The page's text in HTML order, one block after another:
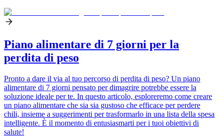
Piano alimentare di 7 giorni per la
perdita di peso
Pronto a dare il via al tuo percorso di perdita di peso? Un piano
alimentare di 7 giorni pensato per dimagrire potrebbe essere la
soluzione ideale per te. In questo articolo, esploreremo come creare
un piano alimentare che sia sia gustoso che efficace per perdere
chili, insieme a suggerimenti per trasformarlo in una lista della spesa
intelligente. È il momento di entusiasmarti per i tuoi obiettivi di
salute!